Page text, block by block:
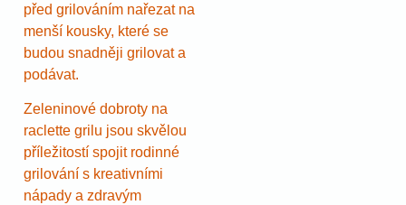
před grilováním nařezat na
menší kousky, které se
budou snadněji grilovat a
podávat.
Zeleninové dobroty na
raclette grilu jsou skvělou
příležitostí spojit rodinné
grilování s kreativními
nápady a zdravým